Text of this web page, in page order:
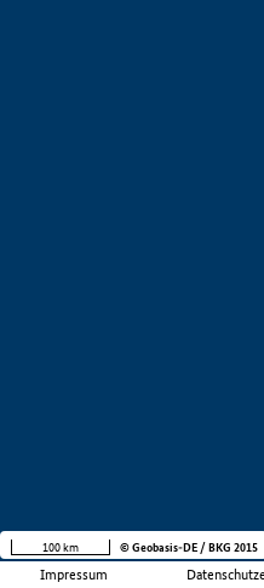
Impressum
100 km © Geobasis-DE / BKG 2015